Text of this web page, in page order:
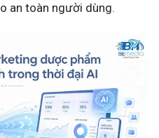
an toàn người dùng.